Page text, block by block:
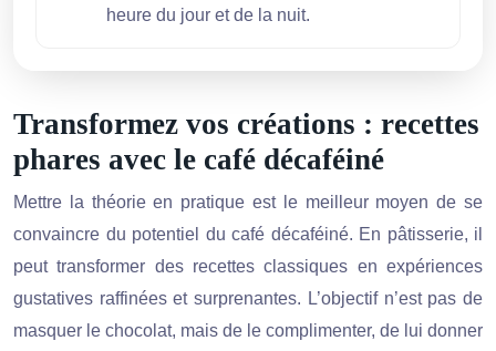
heure du jour et de la nuit.
Transformez vos créations : recettes
phares avec le café décaféiné
Mettre la théorie en pratique est le meilleur moyen de se
convaincre du potentiel du café décaféiné. En pâtisserie, il
peut transformer des recettes classiques en expériences
gustatives raffinées et surprenantes. L’objectif n’est pas de
masquer le chocolat, mais de le complimenter, de lui donner